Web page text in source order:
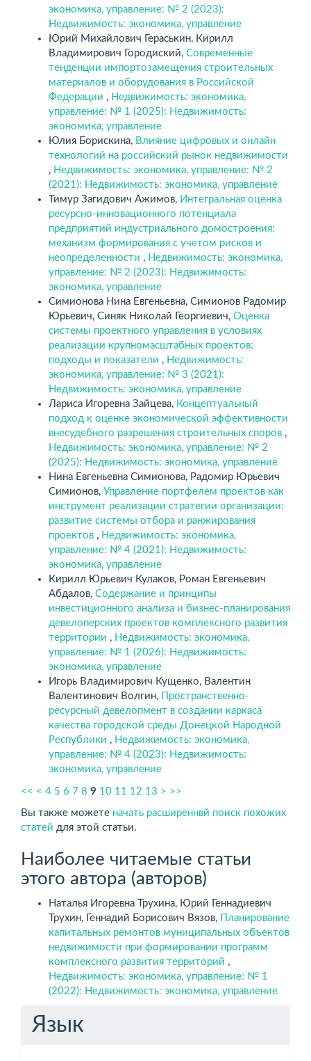
экономика, управление: № 2 (2023):
Недвижимость: экономика, управление
Юрий Михайлович Гераськин, Кирилл
Владимирович Городиский, Современные
тенденции импортозамещения строительных
материалов и оборудования в Российской
Федерации , Недвижимость: экономика,
управление: № 1 (2025): Недвижимость:
экономика, управление
Юлия Борискина, Влияние цифровых и онлайн
технологий на российский рынок недвижимости
, Недвижимость: экономика, управление: № 2
(2021): Недвижимость: экономика, управление
Тимур Загидович Ажимов, Интегральная оценка
ресурсно-инновационного потенциала
предприятий индустриального домостроения:
механизм формирования с учетом рисков и
неопределенности , Недвижимость: экономика,
управление: № 2 (2023): Недвижимость:
экономика, управление
Симионова Нина Евгеньевна, Симионов Радомир
Юрьевич, Синяк Николай Георгиевич, Оценка
системы проектного управления в условиях
реализации крупномасштабных проектов:
подходы и показатели , Недвижимость:
экономика, управление: № 3 (2021):
Недвижимость: экономика, управление
Лариса Игоревна Зайцева, Концептуальный
подход к оценке экономической эффективности
внесудебного разрешения строительных споров ,
Недвижимость: экономика, управление: № 2
(2025): Недвижимость: экономика, управление
Нина Евгеньевна Симионова, Радомир Юрьевич
Симионов, Управление портфелем проектов как
инструмент реализации стратегии организации:
развитие системы отбора и ранжирования
проектов , Недвижимость: экономика,
управление: № 4 (2021): Недвижимость:
экономика, управление
Кирилл Юрьевич Кулаков, Роман Евгеньевич
Абдалов, Содержание и принципы
инвестиционного анализа и бизнес-планирования
девелоперских проектов комплексного развития
территории , Недвижимость: экономика,
управление: № 1 (2026): Недвижимость:
экономика, управление
Игорь Владимирович Кущенко, Валентин
Валентинович Волгин,
Пространственно-
ресурсный девелопмент в создании каркаса
качества городской среды Донецкой Народной
Республики , Недвижимость: экономика,
управление: № 4 (2023): Недвижимость:
экономика, управление
<< < 4 5 6 7 8 9 10 11 12 13 > >>
Вы также можете начать расширеннвй поиск похожих
статей для этой статьи.
Наиболее читаемые статьи
этого автора (авторов)
Наталья Игоревна Трухина, Юрий Геннадиевич
Трухин, Геннадий Борисович Вязов, Планирование
капитальных ремонтов муниципальных объектов
недвижимости при формировании программ
комплексного развития территорий ,
Недвижимость: экономика, управление: № 1
(2022): Недвижимость: экономика, управление
Язык